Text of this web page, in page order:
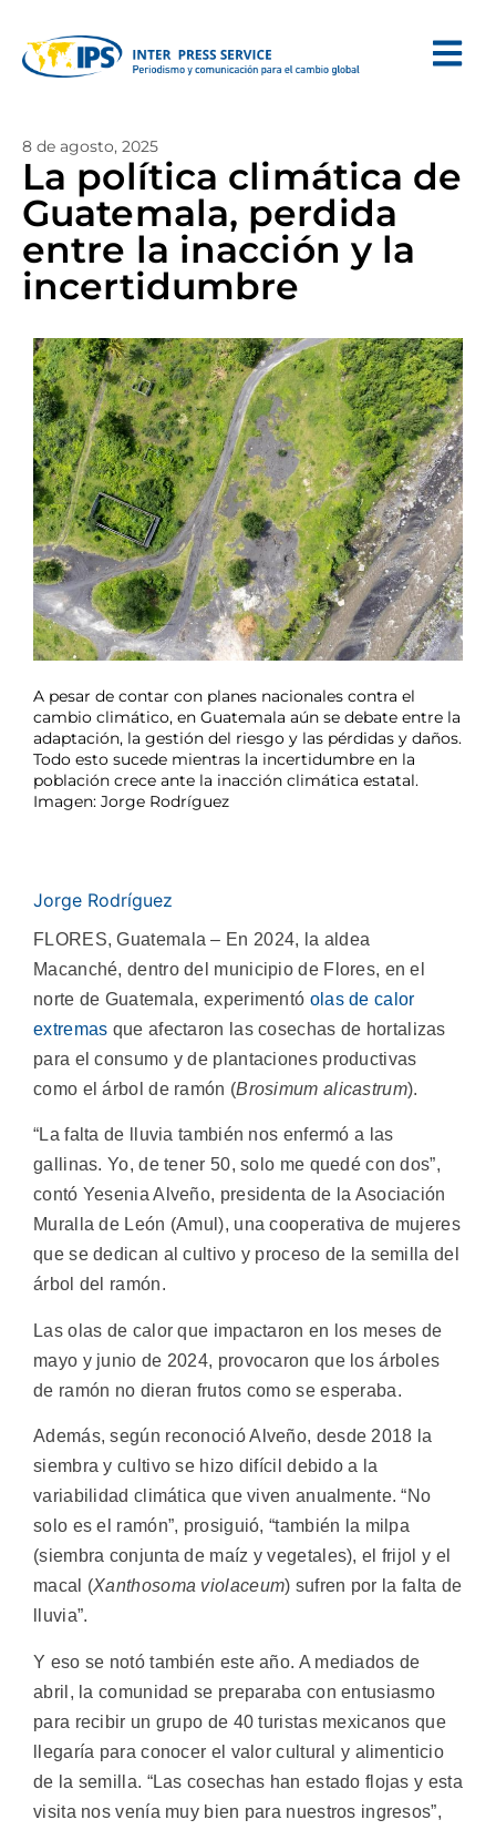
8 de agosto, 2025
La política climática de
Guatemala, perdida
entre la inacción y la
incertidumbre
A pesar de contar con planes nacionales contra el
cambio climático, en Guatemala aún se debate entre la
adaptación, la gestión del riesgo y las pérdidas y daños.
Todo esto sucede mientras la incertidumbre en la
población crece ante la inacción climática estatal.
Imagen: Jorge Rodríguez
Jorge Rodríguez
FLORES, Guatemala – En 2024, la aldea
Macanché, dentro del municipio de Flores, en el
norte de Guatemala, experimentó olas de calor
extremas que afectaron las cosechas de hortalizas
para el consumo y de plantaciones productivas
como el árbol de ramón (Brosimum alicastrum).
“La falta de lluvia también nos enfermó a las
gallinas. Yo, de tener 50, solo me quedé con dos”,
contó Yesenia Alveño, presidenta de la Asociación
Muralla de León (Amul), una cooperativa de mujeres
que se dedican al cultivo y proceso de la semilla del
árbol del ramón.
Las olas de calor que impactaron en los meses de
mayo y junio de 2024, provocaron que los árboles
de ramón no dieran frutos como se esperaba.
Además, según reconoció Alveño, desde 2018 la
siembra y cultivo se hizo difícil debido a la
variabilidad climática que viven anualmente. “No
solo es el ramón”, prosiguió, “también la milpa
(siembra conjunta de maíz y vegetales), el frijol y el
macal (Xanthosoma violaceum) sufren por la falta de
lluvia”.
Y eso se notó también este año. A mediados de
abril, la comunidad se preparaba con entusiasmo
para recibir un grupo de 40 turistas mexicanos que
llegaría para conocer el valor cultural y alimenticio
de la semilla. “Las cosechas han estado flojas y esta
visita nos venía muy bien para nuestros ingresos”,